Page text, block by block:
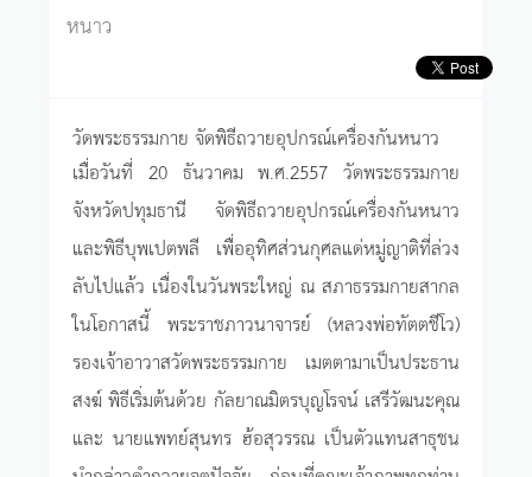
หนาว
วัดพระธรรมกาย จัดพิธีถวายอุปกรณ์เครื่องกันหนาว
เมื่อวันที่ 20 ธันวาคม พ.ศ.2557 วัดพระธรรมกาย
จังหวัดปทุมธานี จัดพิธีถวายอุปกรณ์เครื่องกันหนาว
และพิธีบุพเปตพลี เพื่ออุทิศส่วนกุศลแด่หมู่ญาติที่ล่วง
ลับไปแล้ว เนื่องในวันพระใหญ่ ณ สภาธรรมกายสากล
ในโอกาสนี้ พระราชภาวนาจารย์ (หลวงพ่อทัตตชีโว)
รองเจ้าอาวาสวัดพระธรรมกาย เมตตามาเป็นประธาน
สงฆ์ พิธีเริ่มต้นด้วย กัลยาณมิตรบุญโรจน์ เสรีวัฒนะคุณ
และ นายแพทย์สุนทร ฮ้อสุวรรณ เป็นตัวแทนสาธุชน